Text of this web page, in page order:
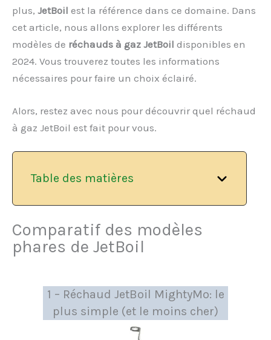
plus, JetBoil est la référence dans ce domaine. Dans
cet article, nous allons explorer les différents
modèles de réchauds à gaz JetBoil disponibles en
2024. Vous trouverez toutes les informations
nécessaires pour faire un choix éclairé.
Alors, restez avec nous pour découvrir quel réchaud
à gaz JetBoil est fait pour vous.
Table des matières
Comparatif des modèles
phares de JetBoil
1 – Réchaud JetBoil MightyMo: le
plus simple (et le moins cher)